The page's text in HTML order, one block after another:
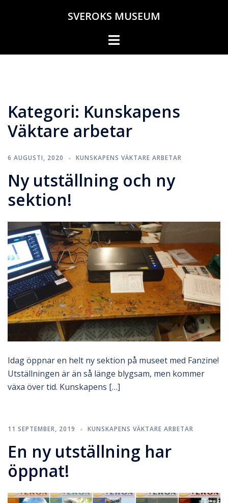
SVEROKS MUSEUM
Slå
Kategori: Kunskapens
Väktare arbetar
6 AUGUSTI, 2020 KUNSKAPENS VÄKTARE ARBETAR
Ny utställning och ny
sektion!
Idag öppnar en helt ny sektion på museet med Fanzine!
Utställningen är än så länge blygsam, men kommer
växa över tid. Kunskapens […]
11 SEPTEMBER, 2019 KUNSKAPENS VÄKTARE ARBETAR
En ny utställning har
öppnat!